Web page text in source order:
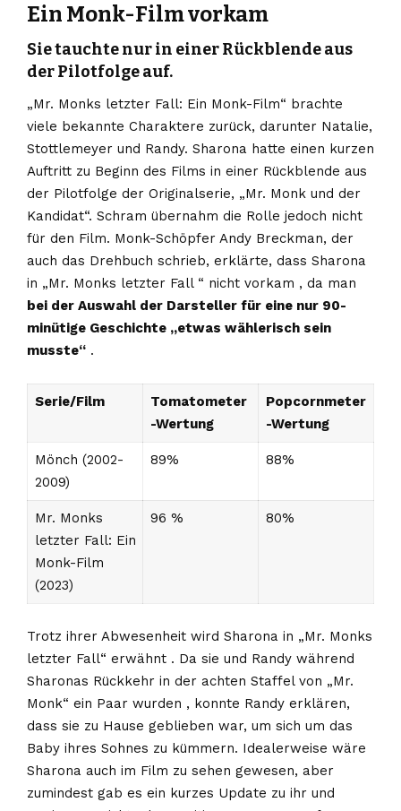
Ein Monk-Film vorkam
Sie tauchte nur in einer Rückblende aus
der Pilotfolge auf.
„Mr. Monks letzter Fall: Ein Monk-Film“ brachte
viele bekannte Charaktere zurück, darunter Natalie,
Stottlemeyer und Randy. Sharona hatte einen kurzen
Auftritt zu Beginn des Films in einer Rückblende aus
der Pilotfolge der Originalserie, „Mr. Monk und der
Kandidat“. Schram übernahm die Rolle jedoch nicht
für den Film. Monk-Schöpfer Andy Breckman, der
auch das Drehbuch schrieb, erklärte, dass Sharona
in „Mr. Monks letzter Fall “ nicht vorkam , da man
bei der Auswahl der Darsteller für eine nur 90-
minütige Geschichte „etwas wählerisch sein
musste“ .
Serie/Film
Tomatometer
-Wertung
Popcornmeter
-Wertung
Mönch (2002-
2009)
89% 88%
Mr. Monks
letzter Fall: Ein
Monk-Film
(2023)
96 % 80%
Trotz ihrer Abwesenheit wird Sharona in „Mr. Monks
letzter Fall“ erwähnt . Da sie und Randy während
Sharonas Rückkehr in der achten Staffel von „Mr.
Monk“ ein Paar wurden , konnte Randy erklären,
dass sie zu Hause geblieben war, um sich um das
Baby ihres Sohnes zu kümmern. Idealerweise wäre
Sharona auch im Film zu sehen gewesen, aber
zumindest gab es ein kurzes Update zu ihr und